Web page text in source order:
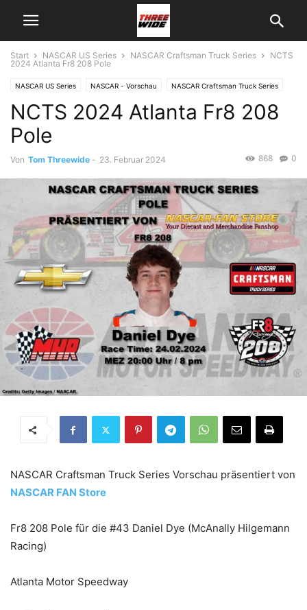
Start NASCAR US Series NASCAR Craftsman Truck Series
NCTS
2024 Atlanta Fr8 208 Pole
NASCAR US Series NASCAR - Vorschau NASCAR Craftsman Truck Series
NCTS 2024 Atlanta Fr8 208
Pole
Von Tom Threewide - 23. Februar 2024 0
868
NASCAR Craftsman Truck Series Vorschau präsentiert von
NASCAR FAN Store
Fr8 208 Pole für die #43 Daniel Dye (McAnally Hilgemann
Racing)
Atlanta Motor Speedway